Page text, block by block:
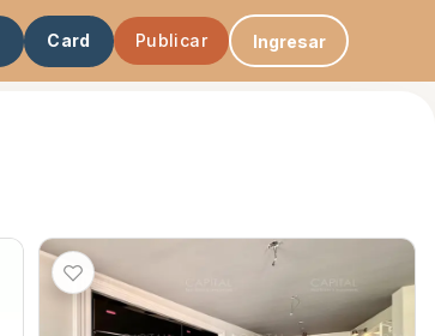
Card Publicar Ingresar